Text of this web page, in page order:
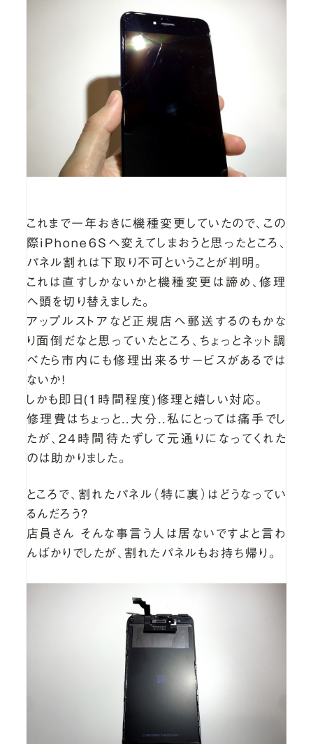
これまで一年おきに機種変更していたので、この
際iPhone6Sへ変えてしまおうと思ったところ、
パネル割れは下取り不可ということが判明。
これは直すしかないかと機種変更は諦め、修理
へ頭を切り替えました。
アップルストアなど正規店へ郵送するのもかな
り面倒だなと思っていたところ、ちょっとネット調
べたら市内にも修理出来るサービスがあるでは
ないか！
しかも即日(1時間程度)修理と嬉しい対応。
修理費はちょっと..大分..私にとっては痛手でし
たが、24時間待たずして元通りになってくれた
のは助かりました。
ところで、割れたパネル（特に裏）はどうなってい
るんだろう？
店員さん そんな事言う人は居ないですよと言わ
んばかりでしたが、割れたパネルもお持ち帰り。